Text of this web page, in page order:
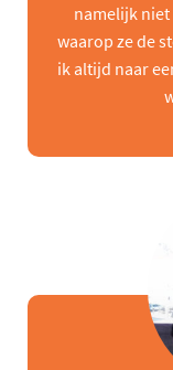
namelijk niet
waarop ze de
ik altijd naar